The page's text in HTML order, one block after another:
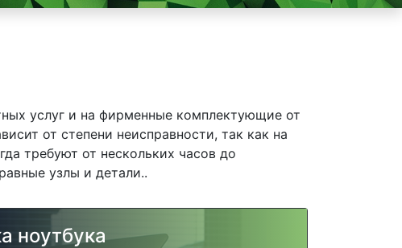
услуг и на фирменные комплектующие от
от степени неисправности, так как на
требуют от нескольких часов до
узлы и детали..
ноутбука